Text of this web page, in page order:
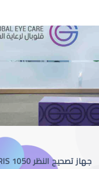
جهاز تصحيح النظر SCHWIND AMARIS 1050